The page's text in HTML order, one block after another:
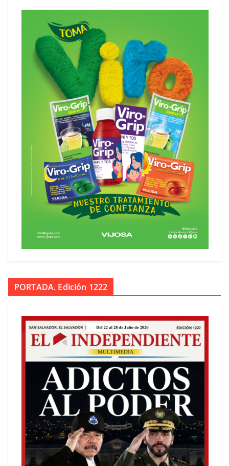
PORTADA. Edición 1222